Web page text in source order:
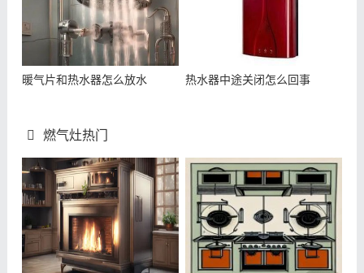
暖气片和热水器怎么放水 热水器中途关闭怎么回事
燃气灶热门